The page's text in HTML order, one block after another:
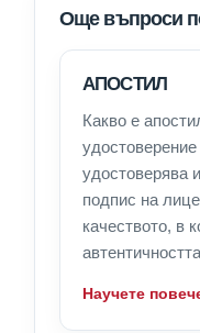
Още въпроси
АПОСТИЛ
Какво е
удостоверява
подпис на
качеството, в
Научете